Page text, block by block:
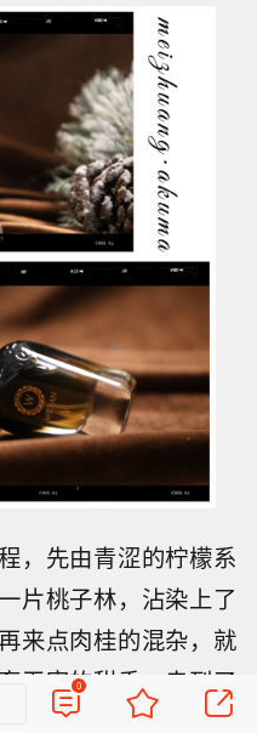
，先由青涩的柠檬系
片桃子林，沾染上了
来点肉桂的混杂，就
无害的甜香。走到了
，晚香玉的存在就是
0